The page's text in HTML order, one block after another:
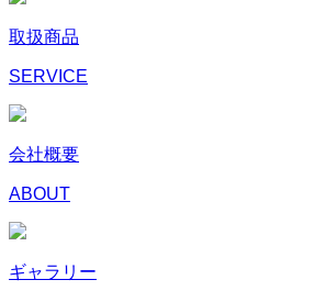
取扱商品
SERVICE
会社概要
ABOUT
ギャラリー